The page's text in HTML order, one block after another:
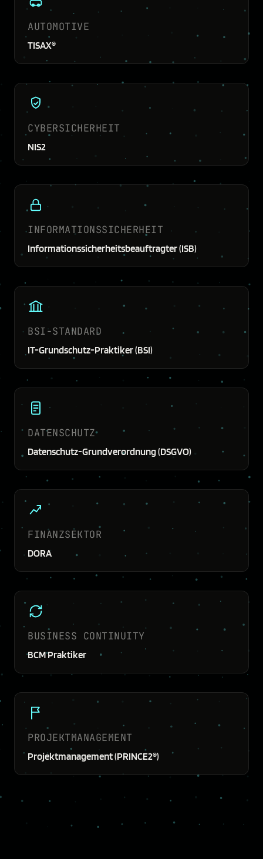
AUTOMOTIVE
TISAX®
CYBERSICHERHEIT
NIS2
INFORMATIONS­SICHERHEIT
Informations­sicherheits­beauftragter (ISB)
BSI-STANDARD
IT-Grundschutz-Praktiker (BSI)
DATENSCHUTZ
Datenschutz-Grundverordnung (DSGVO)
FINANZSEKTOR
DORA
BUSINESS CONTINUITY
BCM Praktiker
PROJEKTMANAGEMENT
Projektmanagement (PRINCE2®)